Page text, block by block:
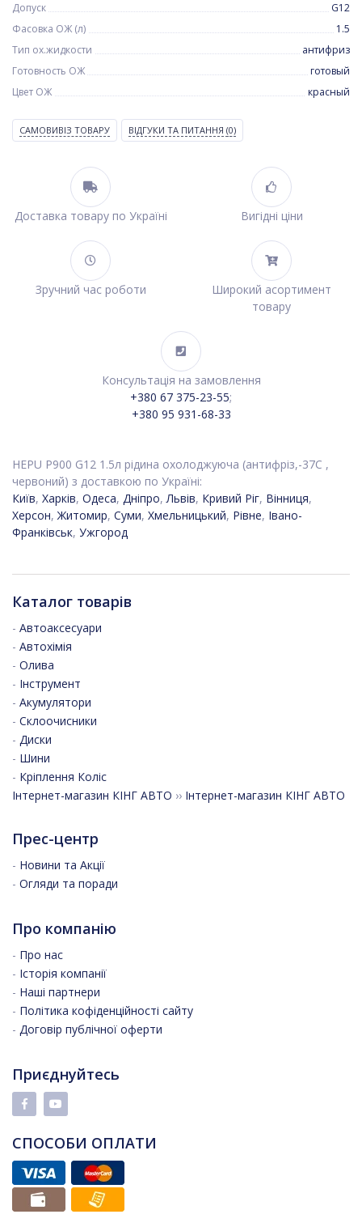
Допуск
G12
Фасовка ОЖ (л)
1.5
Тип ох.жидкости
антифриз
Готовность ОЖ
готовый
Цвет ОЖ
красный
САМОВИВІЗ ТОВАРУ ВІДГУКИ ТА ПИТАННЯ (0)
Доставка товару по Україні Вигідні ціни
Зручний час роботи
Широкий асортимент
товару
Консультація на замовлення
+380 67 375-23-55;
+380 95 931-68-33
HEPU P900 G12 1.5л рідина охолоджуюча (антифріз,-37C ,
червоний) з доставкою по Україні:
Київ, Харків, Одеса, Дніпро, Львів, Кривий Ріг, Вінниця,
Херсон, Житомир, Суми, Хмельницький, Рівне, Івано-
Франківськ, Ужгород
Каталог товарів
- Автоаксесуари
- Автохімія
- Олива
- Інструмент
- Акумулятори
- Склоочисники
- Диски
- Шини
- Кріплення Коліс
Інтернет-магазин КІНГ АВТО ›› Інтернет-магазин КІНГ АВТО
Прес-центр
- Новини та Акції
- Огляди та поради
Про компанію
- Про нас
- Історія компанії
- Наші партнери
- Політика кофіденційності сайту
- Договір публічної оферти
Приєднуйтесь
СПОСОБИ ОПЛАТИ